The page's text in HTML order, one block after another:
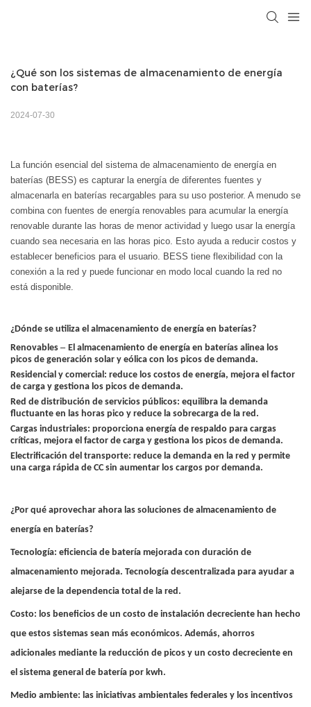
¿Qué son los sistemas de almacenamiento de energía
con baterías?
2024-07-30
La función esencial del sistema de almacenamiento de energía en
baterías (BESS) es capturar la energía de diferentes fuentes y
almacenarla en baterías recargables para su uso posterior. A menudo se
combina con fuentes de energía renovables para acumular la energía
renovable durante las horas de menor actividad y luego usar la energía
cuando sea necesaria en las horas pico. Esto ayuda a reducir costos y
establecer beneficios para el usuario. BESS tiene flexibilidad con la
conexión a la red y puede funcionar en modo local cuando la red no
está disponible.
¿Dónde se utiliza el almacenamiento de energía en baterías?
Renovables – El almacenamiento de energía en baterías alinea los
picos de generación solar y eólica con los picos de demanda.
Residencial y comercial: reduce los costos de energía, mejora el factor
de carga y gestiona los picos de demanda.
Red de distribución de servicios públicos: equilibra la demanda
fluctuante en las horas pico y reduce la sobrecarga de la red.
Cargas industriales: proporciona energía de respaldo para cargas
críticas, mejora el factor de carga y gestiona los picos de demanda.
Electrificación del transporte: reduce la demanda en la red y permite
una carga rápida de CC sin aumentar los cargos por demanda.
¿Por qué aprovechar ahora las soluciones de almacenamiento de
energía en baterías?
Tecnología: eficiencia de batería mejorada con duración de
almacenamiento mejorada. Tecnología descentralizada para ayudar a
alejarse de la dependencia total de la red.
Costo: los beneficios de un costo de instalación decreciente han hecho
que estos sistemas sean más económicos. Además, ahorros
adicionales mediante la reducción de picos y un costo decreciente en
el sistema general de batería por kwh.
Medio ambiente: las iniciativas ambientales federales y los incentivos